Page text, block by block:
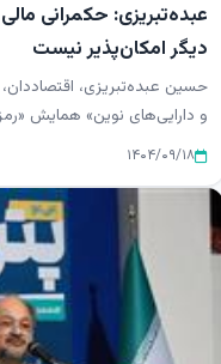
عبده‌تبریزی: حکمرانی
دیگر امکان‌پذیر نیست
حسین عبده‌تبریزی،
و دارایی‌های نوین» همایش
جهانی حکمران...
۱۴۰۴/۰۹/۱۸